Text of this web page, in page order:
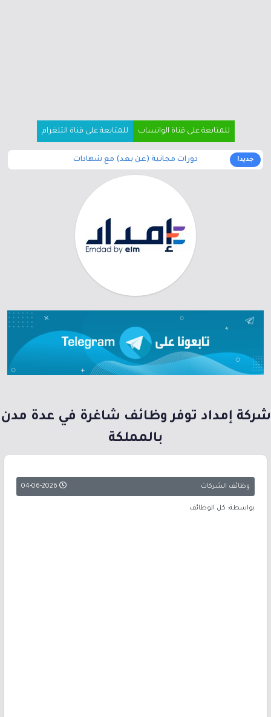
للمتابعة على قناة الواتساب للمتابعة على قناة التلغرام
جديد! دورات مجانية (عن بعد) مع شهادات
شركة إمداد توفر وظائف شاغرة في عدة مدن
بالمملكة
وظائف الشركات 04-06-2026
بواسطة: كل الوظائف